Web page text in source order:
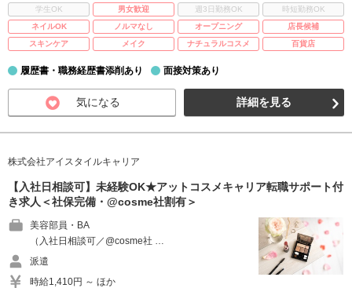
学生OK
男女歓迎 週3日勤務OK
時短勤務OK
ネイルOK
ノルマなし オープニング
店長候補
スキンケア
メイク ナチュラルコスメ 百貨店
履歴書・職務経歴書添削あり 面接対策あり
気になる 詳細を見る
株式会社アイスタイルキャリア
【入社日相談可】未経験OK★アットコスメキャリア転職サポート付
き求人＜社保完備・@cosme社割有＞
美容部員・BA
（入社日相談可／@cosme社 …
派遣
時給1,410円 ～ ほか